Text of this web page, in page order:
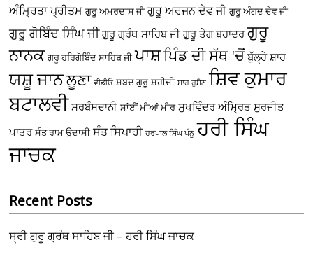
ਅੰਮ੍ਰਿਤਾ ਪ੍ਰੀਤਮ ਗੁਰੂ ਅਮਰਦਾਸ ਜੀ ਗੁਰੂ ਅਰਜਨ ਦੇਵ ਜੀ ਗੁਰੂ ਅੰਗਦ ਦੇਵ ਜੀ
ਗੁਰੂ ਗੋਬਿੰਦ ਸਿੰਘ ਜੀ ਗੁਰੂ ਗ੍ਰੰਥ ਸਾਹਿਬ ਜੀ ਗੁਰੂ ਤੇਗ ਬਹਾਦਰ ਗੁਰੂ
ਨਾਨਕ ਗੁਰੂ ਹਰਿਗੋਬਿੰਦ ਸਾਹਿਬ ਜੀ ਪਾਸ਼ਪਿੰਡ ਦੀ ਸੱਥ 'ਚੋਂ ਬੁੱਲ੍ਹੇ ਸ਼ਾਹ
ਯਸ਼ੂ ਜਾਨਲੂਣਾ ਵੀਡੀਓ ਸ਼ਬਦ ਗੁਰੂ ਸ਼ਹੀਦੀ ਸ਼ਾਹ ਹੁਸੈਨ ਸ਼ਿਵ ਕੁਮਾਰ
ਬਟਾਲਵੀ ਸਰਬੰਸਦਾਨੀ ਸਾਂਈਂ ਮੀਆਂ ਮੀਰ ਸੁਖਵਿੰਦਰ ਅੰਮ੍ਰਿਤ ਸੁਰਜੀਤ
ਪਾਤਰ ਸੰਤ ਰਾਮ ਉਦਾਸੀ ਸੰਤ ਸਿਪਾਹੀ ਹਰਪਾਲ ਸਿੰਘ ਪੰਨੂ ਹਰੀ ਸਿੰਘ
ਜਾਚਕ
Recent Posts
ਸ੍ਰੀ ਗੁਰੂ ਗ੍ਰੰਥ ਸਾਹਿਬ ਜੀ – ਹਰੀ ਸਿੰਘ ਜਾਚਕ